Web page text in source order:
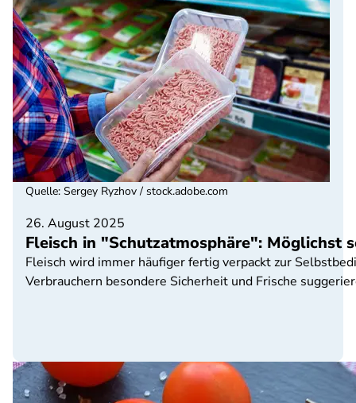
26. August 2025
Fleisch in "Schutzatmosphäre": Möglichst
Fleisch wird immer häufiger fertig verpackt zur
Verbrauchern besondere Sicherheit und Frische
Quelle: Sergey Ryzhov / stock.adobe.com